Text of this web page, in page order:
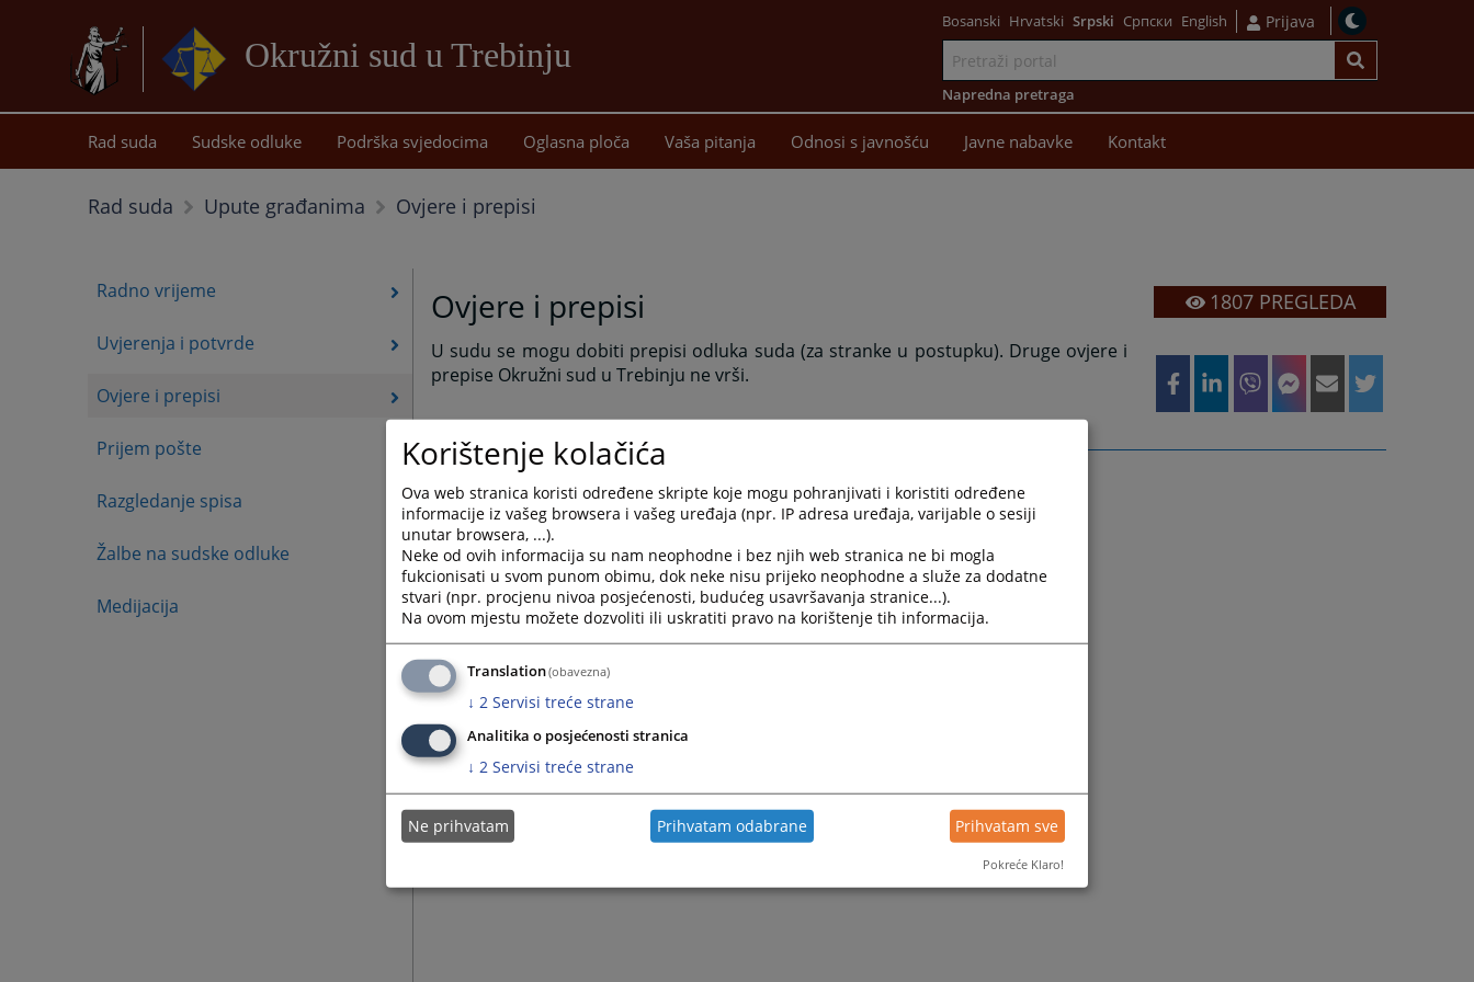
Okružni sud u Trebinju
sadržaj
Bosanski Hrvatski Srpski Српски English Prijava
Napredna pretraga
Rad suda Sudske odluke Podrška svjedocima Oglasna ploča Vaša pitanja Odnosi s javnošću Javne nabavke Kontakt
Rad suda Upute građanima Ovjere i prepisi
Radno vrijeme
Uvjerenja i potvrde
Ovjere i prepisi
Prijem pošte
Razgledanje spisa
Žalbe na sudske odluke
Medijacija
Ovjere i prepisi
U sudu se mogu dobiti prepisi odluka suda (za stranke u postupku). Druge ovjere i
prepise Okružni sud u Trebinju ne vrši.
1807PREGLEDA
Korištenje kolačića
Ova web stranica koristi određene skripte koje mogu pohranjivati i koristiti određene
informacije iz vašeg browsera i vašeg uređaja (npr. IP adresa uređaja, varijable o sesiji
unutar browsera, ...).
Neke od ovih informacija su nam neophodne i bez njih web stranica ne bi mogla
fukcionisati u svom punom obimu, dok neke nisu prijeko neophodne a služe za dodatne
stvari (npr. procjenu nivoa posjećenosti, budućeg usavršavanja stranice...).
Na ovom mjestu možete dozvoliti ili uskratiti pravo na korištenje tih informacija.
Translation(obavezna)
↓ 2 Servisi treće strane
Analitika o posjećenosti stranica
↓ 2 Servisi treće strane
Ne prihvatam Prihvatam odabrane Prihvatam sve
Pokreće Klaro!